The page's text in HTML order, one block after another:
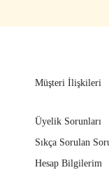
Müşteri İlişkileri
Üyelik Sorunları
Sıkça Sorulan
Hesap Bilgilerim